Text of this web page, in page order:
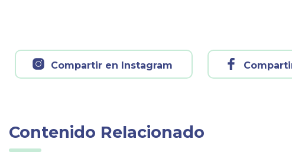
Compartir en Instagram
Contenido Relacionado